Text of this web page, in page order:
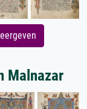
Malnazar